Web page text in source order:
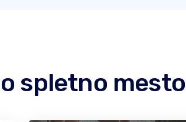
spletno mesto